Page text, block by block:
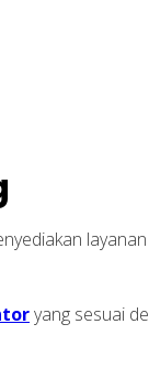
yang sesuai